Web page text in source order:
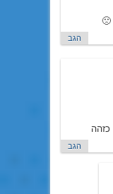
🙁
הגב
כזהה
הגב